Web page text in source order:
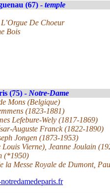
(67) - temple
De Choeur
Bois
(75) - Notre-Dame
Mons (Belgique)
(1823-1881)
Lefebure-Wely (1817-1869)
Auguste Franck (1822-1890)
Jongen (1873-1953)
Vierne), Jeanne Joulain
(*1950)
la Messe Royale de Dumont,